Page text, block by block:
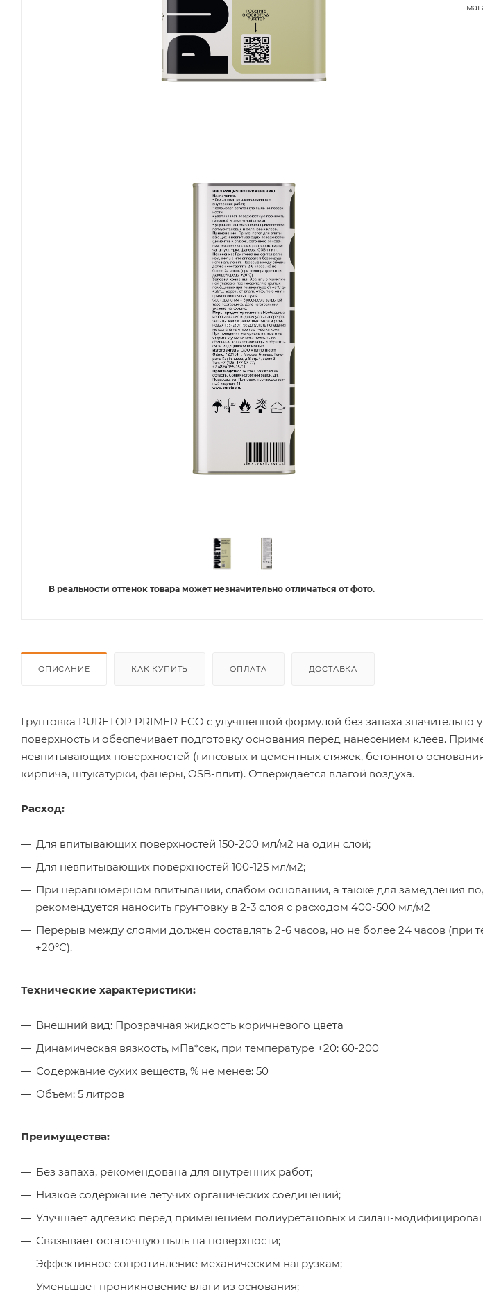
В реальности оттенок товара может незначительно отличаться от фото.
ОПИСАНИЕ КАК КУПИТЬ ОПЛАТА ДОСТАВКА
Грунтовка PURETOP PRIMER ECO с улучшенной формулой без запаха значительно
поверхность и обеспечивает подготовку основания перед нанесением клеев.
невпитывающих поверхностей (гипсовых и цементных стяжек, бетонного
кирпича, штукатурки, фанеры, OSB-плит). Отверждается влагой воздуха.
Расход:
Для впитывающих поверхностей 150-200 мл/м2 на один слой;
Для невпитывающих поверхностей 100-125 мл/м2;
При неравномерном впитывании, слабом основании, а также для замедления
рекомендуется наносить грунтовку в 2-3 слоя с расходом 400-500 мл/м2
Перерыв между слоями должен составлять 2-6 часов, но не более 24 часов
+20°С).
Технические характеристики:
Внешний вид: Прозрачная жидкость коричневого цвета
Динамическая вязкость, мПа*сек, при температуре +20: 60-200
Содержание сухих веществ, % не менее: 50
Объем: 5 литров
Преимущества:
Без запаха, рекомендована для внутренних работ;
Низкое содержание летучих органических соединений;
Улучшает адгезию перед применением полиуретановых и силан-
Связывает остаточную пыль на поверхности;
Эффективное сопротивление механическим нагрузкам;
Уменьшает проникновение влаги из основания;